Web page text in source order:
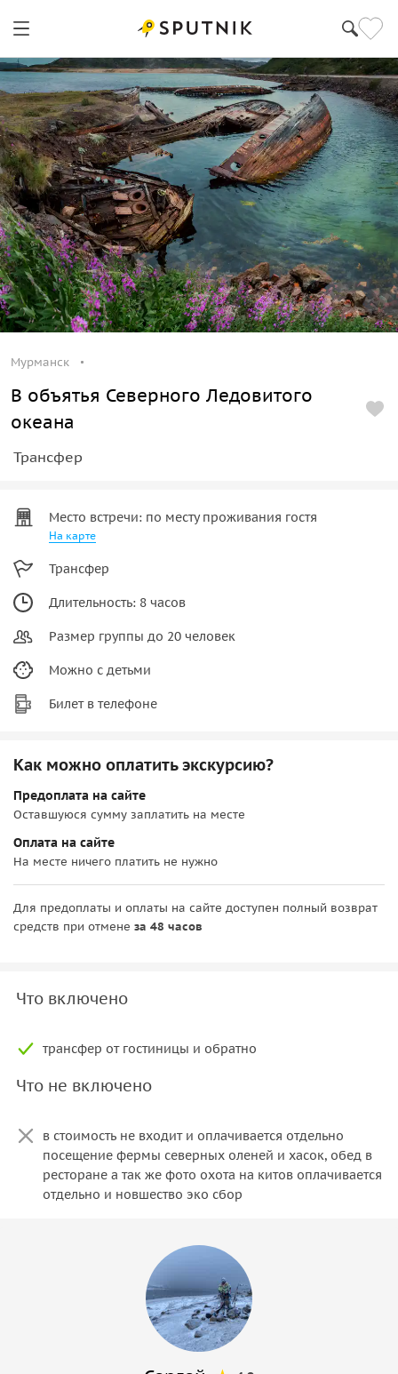
Мурманск
В объятья Северного Ледовитого
океана
Трансфер
Место встречи: по месту проживания гостя
На карте
Трансфер
Длительность: 8 часов
Размер группы до 20 человек
Можно с детьми
Билет в телефоне
Как можно оплатить экскурсию?
Предоплата на сайте
Оставшуюся сумму заплатить на месте
Оплата на сайте
На месте ничего платить не нужно
Для предоплаты и оплаты на сайте доступен полный возврат
средств при отмене за 48 часов
Что включено
трансфер от гостиницы и обратно
Что не включено
в стоимость не входит и оплачивается отдельно
посещение фермы северных оленей и хасок, обед в
ресторане а так же фото охота на китов оплачивается
отдельно и новшество эко сбор